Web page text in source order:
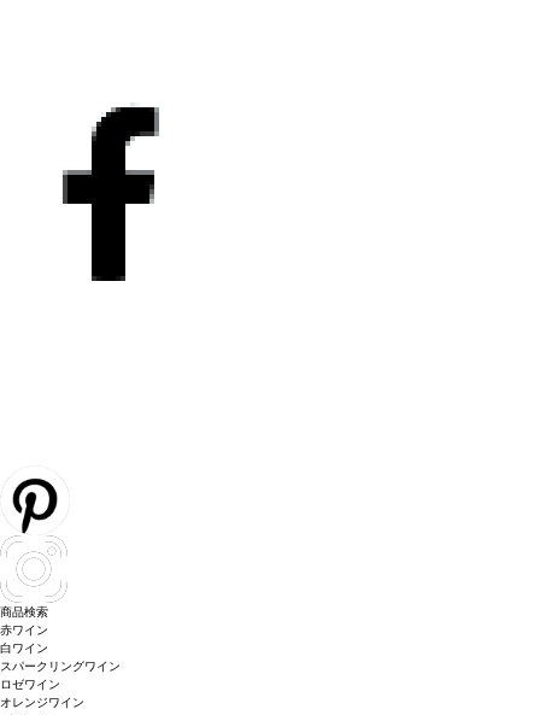
商品検索
赤ワイン
白ワイン
スパークリングワイン
ロゼワイン
オレンジワイン